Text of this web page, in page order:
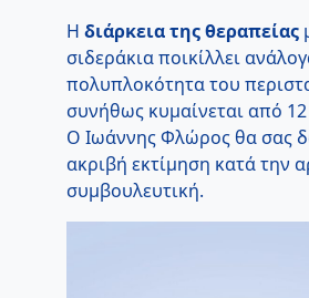
Η διάρκεια της θεραπείας
σιδεράκια ποικίλλει
πολυπλοκότητα του
συνήθως κυμαίνεται από
Ο Ιωάννης Φλώρος θα σας
ακριβή εκτίμηση κατά την
συμβουλευτική.